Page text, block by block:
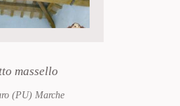
massello
(PU) Marche